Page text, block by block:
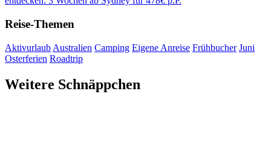
Reise-Themen
Aktivurlaub Australien Camping Eigene Anreise Frühbucher Juni
Osterferien Roadtrip
Weitere Schnäppchen